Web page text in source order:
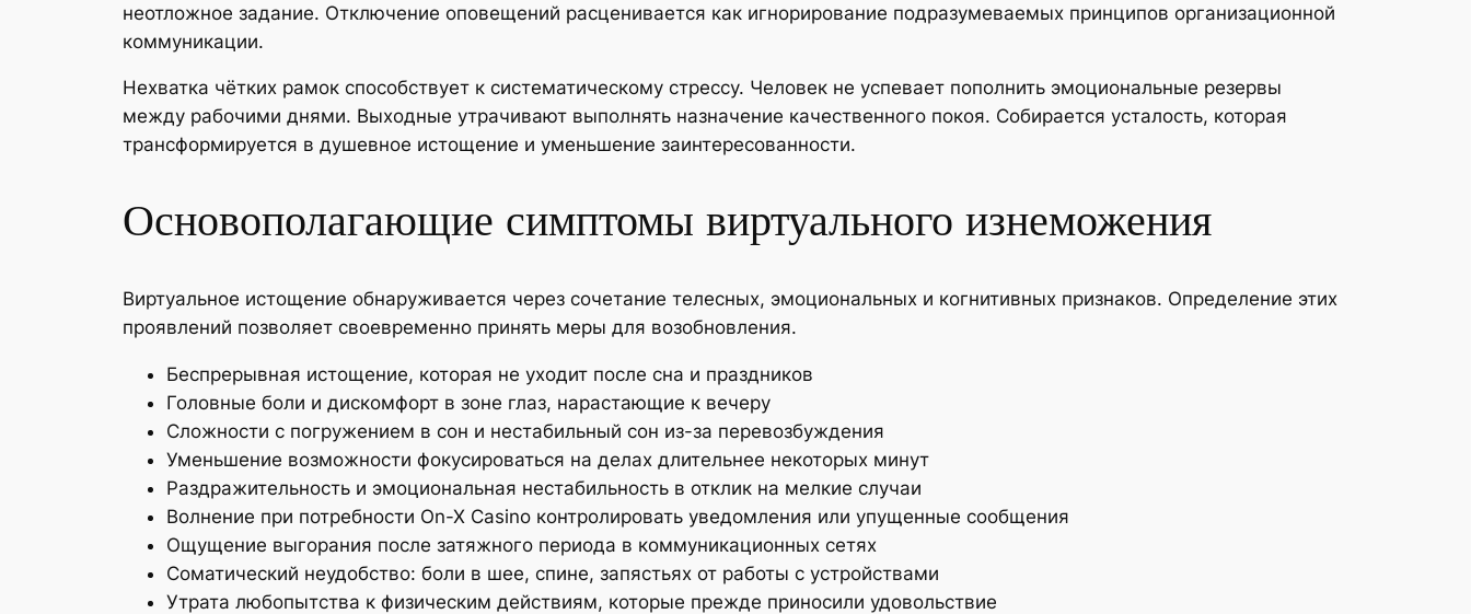
неотложное задание. Отключение оповещений расценивается как игнорирование подразумеваемых принципов организационной
коммуникации.
Нехватка чётких рамок способствует к систематическому стрессу. Человек не успевает пополнить эмоциональные резервы
между рабочими днями. Выходные утрачивают выполнять назначение качественного покоя. Собирается усталость, которая
трансформируется в душевное истощение и уменьшение заинтересованности.
Основополагающие симптомы виртуального изнеможения
Виртуальное истощение обнаруживается через сочетание телесных, эмоциональных и когнитивных признаков. Определение этих
проявлений позволяет своевременно принять меры для возобновления.
Беспрерывная истощение, которая не уходит после сна и праздников
Головные боли и дискомфорт в зоне глаз, нарастающие к вечеру
Сложности с погружением в сон и нестабильный сон из-за перевозбуждения
Уменьшение возможности фокусироваться на делах длительнее некоторых минут
Раздражительность и эмоциональная нестабильность в отклик на мелкие случаи
Волнение при потребности On-X Casino контролировать уведомления или упущенные сообщения
Ощущение выгорания после затяжного периода в коммуникационных сетях
Соматический неудобство: боли в шее, спине, запястьях от работы с устройствами
Утрата любопытства к физическим действиям, которые прежде приносили удовольствие